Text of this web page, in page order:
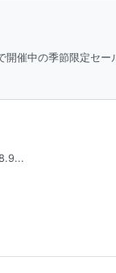
催中の季節限定セー